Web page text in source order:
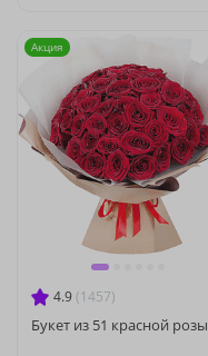
4.9 (1457)
Букет из 51 красной розы
Акция